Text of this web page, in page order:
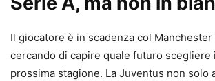
Il giocatore è in scadenza col
cercando di capire quale futuro scegliere
prossima stagione. La Juventus non solo